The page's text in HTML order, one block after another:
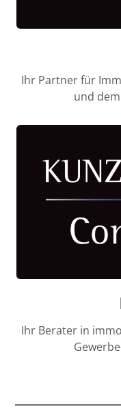
Ihr Partner für
und
Ihr Berater in